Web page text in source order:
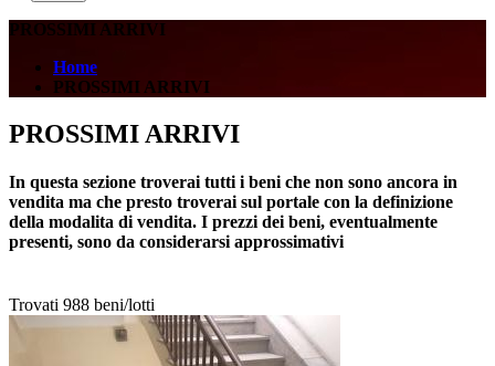
PROSSIMI ARRIVI
Home
PROSSIMI ARRIVI
PROSSIMI ARRIVI
In questa sezione troverai tutti i beni che non sono ancora in
vendita ma che presto troverai sul portale con la definizione
della modalita di vendita. I prezzi dei beni, eventualmente
presenti, sono da considerarsi approssimativi
Trovati 988 beni/lotti